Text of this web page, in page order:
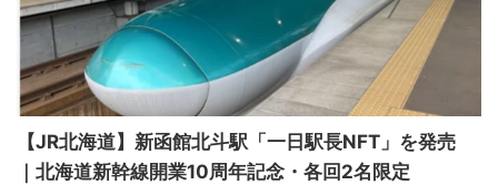
【JR北海道】新函館北斗駅「一日駅長NFT」を発売
｜北海道新幹線開業10周年記念・各回2名限定